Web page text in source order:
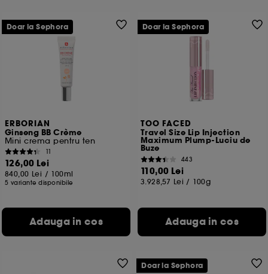
ERBORIAN
Ginseng BB Crème
Mini crema pentru ten
11
126,00 Lei
840,00 Lei / 100ml
5 variante disponibile
Adauga in cos
Doar la Sephora
TOO FACED
Travel Size Lip Injection
Maximum Plump-Luciu de
Buze
443
110,00 Lei
3.928,57 Lei / 100g
Adauga in cos
Doar la Sephora
Doar la Sephora